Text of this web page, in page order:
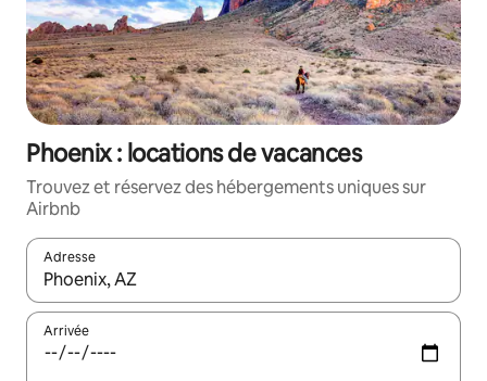
Phoenix : locations de vacances
Trouvez et réservez des hébergements uniques sur
Airbnb
Adresse
Lorsque les résultats s'affichent, utilisez les flèches vers le
Arrivée